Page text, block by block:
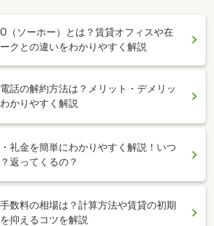
（ソーホー）とは？賃貸オフィスや在
クとの違いをわかりやすく解説
話の解約方法は？メリット・デメリッ
わかりやすく解説
礼金を簡単にわかりやすく解説！いつ
返ってくるの？
数料の相場は？計算方法や賃貸の初期
抑えるコツを解説